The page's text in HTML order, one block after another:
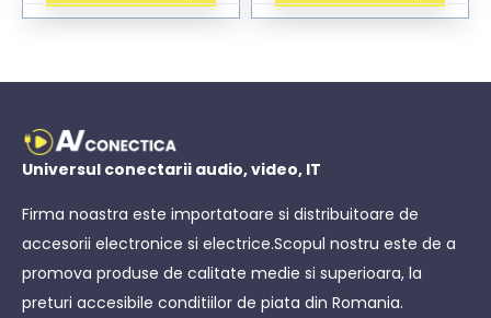
Universul conectarii audio, video, IT
Firma noastra este importatoare si distribuitoare de
accesorii electronice si electrice.Scopul nostru este de a
promova produse de calitate medie si superioara, la
preturi accesibile conditiilor de piata din Romania.